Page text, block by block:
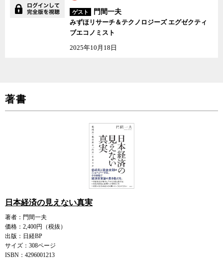
ゲスト
門間一夫
みずほリサーチ＆テクノロジーズ エグゼクティ
ブエコノミスト
2025年10月18日
著書
日本経済の見えない真実
著者：門間一夫
価格：2,400円（税抜）
出版：日経BP
サイズ：308ページ
ISBN：4296001213